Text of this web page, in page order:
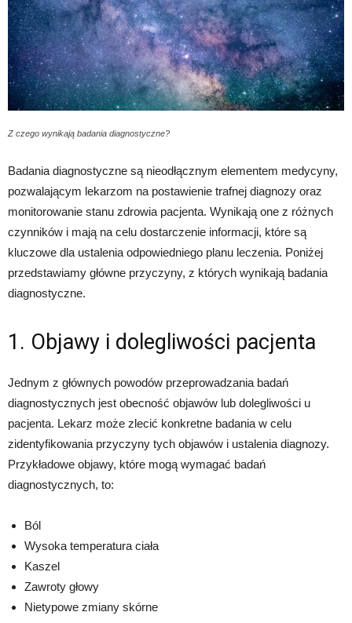
Z czego wynikają badania diagnostyczne?
Badania diagnostyczne są nieodłącznym elementem medycyny,
pozwalającym lekarzom na postawienie trafnej diagnozy oraz
monitorowanie stanu zdrowia pacjenta. Wynikają one z różnych
czynników i mają na celu dostarczenie informacji, które są
kluczowe dla ustalenia odpowiedniego planu leczenia. Poniżej
przedstawiamy główne przyczyny, z których wynikają badania
diagnostyczne.
1. Objawy i dolegliwości pacjenta
Jednym z głównych powodów przeprowadzania badań
diagnostycznych jest obecność objawów lub dolegliwości u
pacjenta. Lekarz może zlecić konkretne badania w celu
zidentyfikowania przyczyny tych objawów i ustalenia diagnozy.
Przykładowe objawy, które mogą wymagać badań
diagnostycznych, to:
Ból
Wysoka temperatura ciała
Kaszel
Zawroty głowy
Nietypowe zmiany skórne